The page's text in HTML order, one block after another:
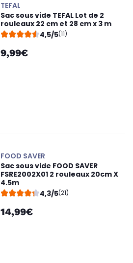
TEFAL
Sac sous vide TEFAL Lot de 2
rouleaux 22 cm et 28 cm x 3 m
4,5/5(11)
9,99€
FOOD SAVER
Sac sous vide FOOD SAVER
FSRE2002X01 2 rouleaux 20cm X
4.5m
4,3/5(21)
14,99€